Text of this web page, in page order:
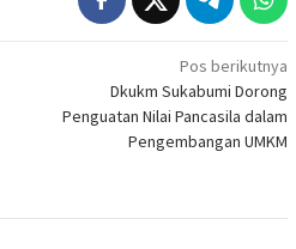
Pos berikutnya
Dkukm Sukabumi Dorong
Penguatan Nilai Pancasila dalam
Pengembangan UMKM